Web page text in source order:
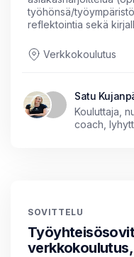
työhönsä/
reflektointia sekä
Verkkokoulutus
Satu
Kouluttaja,
coach,
SOVITTELU